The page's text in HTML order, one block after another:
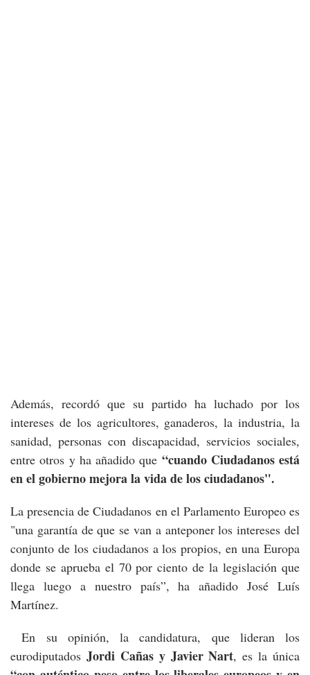
Además, recordó que su partido ha luchado por los
intereses de los agricultores, ganaderos, la industria, la
sanidad, personas con discapacidad, servicios sociales,
entre otros y ha añadido que “cuando Ciudadanos está
en el gobierno mejora la vida de los ciudadanos".
La presencia de Ciudadanos en el Parlamento Europeo es
"una garantía de que se van a anteponer los intereses del
conjunto de los ciudadanos a los propios, en una Europa
donde se aprueba el 70 por ciento de la legislación que
llega luego a nuestro país”, ha añadido José Luís
Martínez.
En su opinión, la candidatura, que lideran los
eurodiputados Jordi Cañas y Javier Nart, es la única